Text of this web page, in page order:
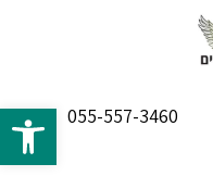
055-557-3460